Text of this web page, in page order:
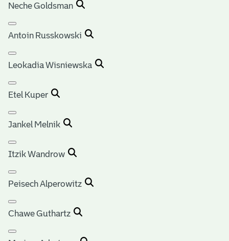
Neche Goldsman
Antoin Russkowski
Leokadia Wisniewska
Etel Kuper
Jankel Melnik
Itzik Wandrow
Peisech Alperowitz
Chawe Guthartz